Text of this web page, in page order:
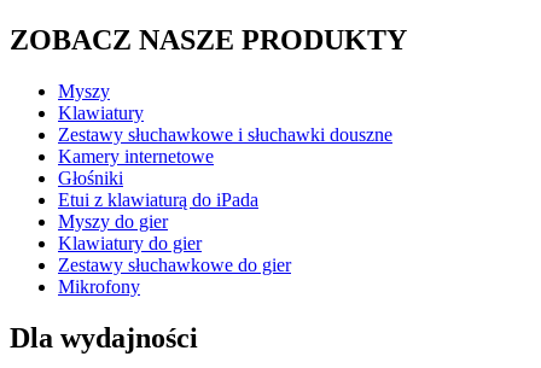
ZOBACZ NASZE PRODUKTY
Myszy
Klawiatury
Zestawy słuchawkowe i słuchawki douszne
Kamery internetowe
Głośniki
Etui z klawiaturą do iPada
Myszy do gier
Klawiatury do gier
Zestawy słuchawkowe do gier
Mikrofony
Dla wydajności